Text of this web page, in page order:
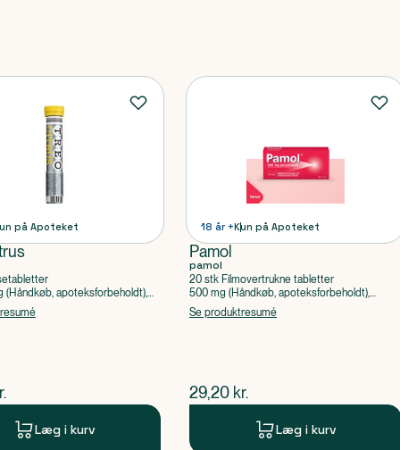
på Apoteket
(Håndkøb, apoteksforbeholdt),
Caffein
pris
Læg i kurv
18 år +Kun på Apoteket
Pamol
pamol
20 stk Filmovertrukne tabletter
500 mg (Håndkøb, apoteksforbeholdt),
Paracetamol
Se produktresumé
$nuværende pris
29,20 kr.
Læg i kurv